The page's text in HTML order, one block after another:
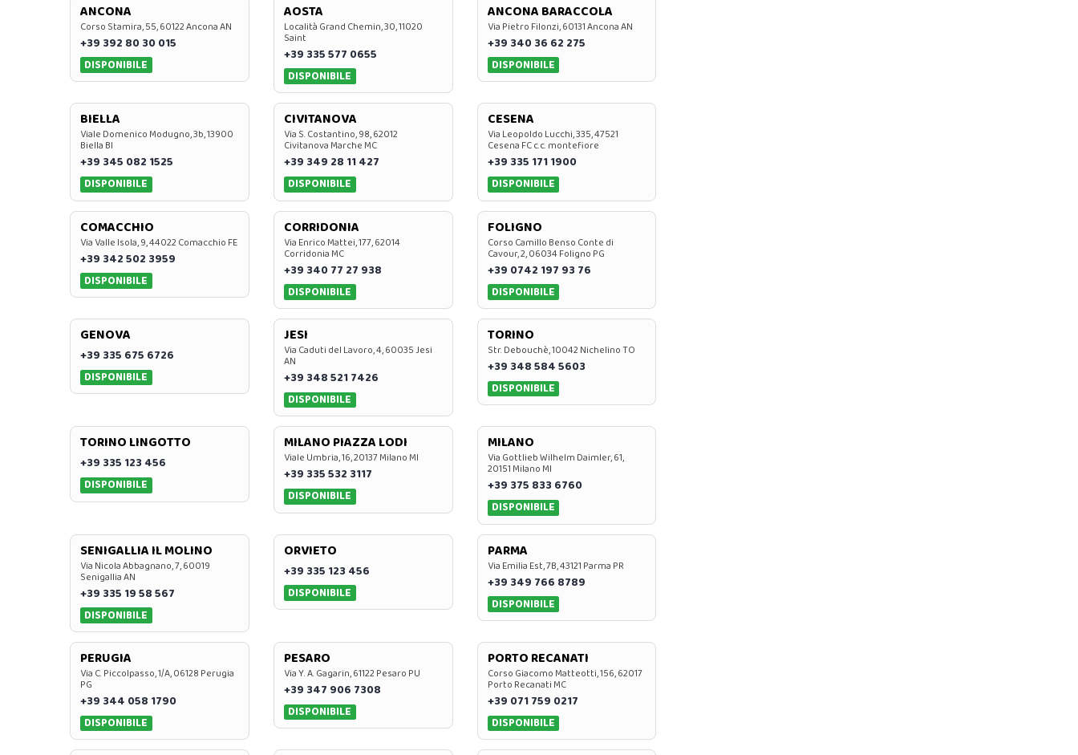
ANCONA
Corso Stamira, 55, 60122 Ancona AN
+39 392 80 30 015
DISPONIBILE
AOSTA
Località Grand Chemin, 30, 11020
Saint
+39 335 577 0655
DISPONIBILE
ANCONA BARACCOLA
Via Pietro Filonzi, 60131 Ancona AN
+39 340 36 62 275
DISPONIBILE
BIELLA
Viale Domenico Modugno, 3b, 13900
Biella BI
+39 345 082 1525
DISPONIBILE
CIVITANOVA
Via S. Costantino, 98, 62012
Civitanova Marche MC
+39 349 28 11 427
DISPONIBILE
CESENA
Via Leopoldo Lucchi, 335, 47521
Cesena FC c.c. montefiore
+39 335 171 1900
DISPONIBILE
COMACCHIO
Via Valle Isola, 9, 44022 Comacchio FE
+39 342 502 3959
DISPONIBILE
CORRIDONIA
Via Enrico Mattei, 177, 62014
Corridonia MC
+39 340 77 27 938
DISPONIBILE
FOLIGNO
Corso Camillo Benso Conte di
Cavour, 2, 06034 Foligno PG
+39 0742 197 93 76
DISPONIBILE
GENOVA
+39 335 675 6726
DISPONIBILE
JESI
Via Caduti del Lavoro, 4, 60035 Jesi
AN
+39 348 521 7426
DISPONIBILE
TORINO
Str. Debouchè, 10042 Nichelino TO
+39 348 584 5603
DISPONIBILE
TORINO LINGOTTO
+39 335 123 456
DISPONIBILE
MILANO PIAZZA LODI
Viale Umbria, 16, 20137 Milano MI
+39 335 532 3117
DISPONIBILE
MILANO
Via Gottlieb Wilhelm Daimler, 61,
20151 Milano MI
+39 375 833 6760
DISPONIBILE
SENIGALLIA IL MOLINO
Via Nicola Abbagnano, 7, 60019
Senigallia AN
+39 335 19 58 567
DISPONIBILE
ORVIETO
+39 335 123 456
DISPONIBILE
PARMA
Via Emilia Est, 7B, 43121 Parma PR
+39 349 766 8789
DISPONIBILE
PERUGIA
Via C. Piccolpasso, 1/A, 06128 Perugia
PG
+39 344 058 1790
DISPONIBILE
PESARO
Via Y. A. Gagarin, 61122 Pesaro PU
+39 347 906 7308
DISPONIBILE
PORTO RECANATI
Corso Giacomo Matteotti, 156, 62017
Porto Recanati MC
+39 071 759 0217
DISPONIBILE